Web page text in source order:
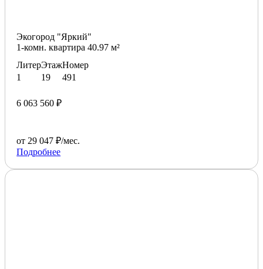
Экогород "Яркий"
1-комн. квартира 40.97 м²
Литер
1
Этаж
19
Номер
491
6 063 560 ₽
от 29 047 ₽/мес.
Подробнее